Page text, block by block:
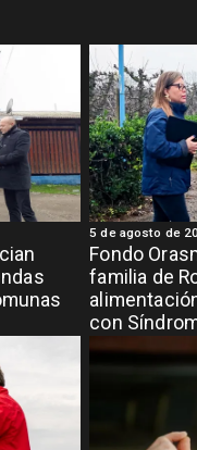
Fondo
familia de
con
5 de agosto de